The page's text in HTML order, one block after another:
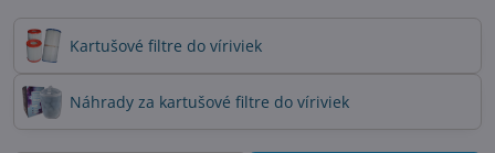
Kartušové filtre do víriviek
Náhrady za kartušové filtre do víriviek